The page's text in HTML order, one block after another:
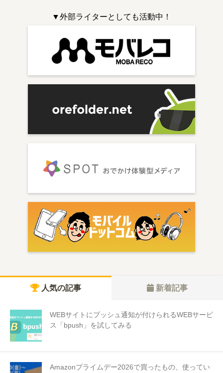
▼外部ライターとしても活動中！
人気の記事 新着記事
WEBサイトにプッシュ通知が付けられるWEBサービ
ス「bpush」を試してみる
Amazonプライムデー2026で買ったもの、使ってい